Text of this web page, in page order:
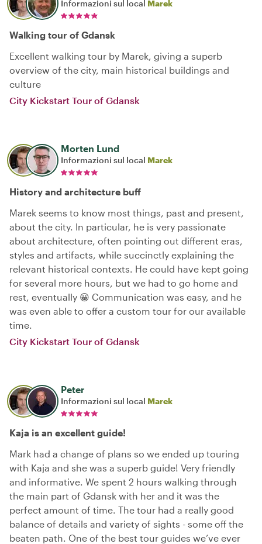
Informazioni sul local Marek
Walking tour of Gdansk
Excellent walking tour by Marek, giving a superb
overview of the city, main historical buildings and
culture
City Kickstart Tour of Gdansk
Morten Lund
Informazioni sul local Marek
History and architecture buff
Marek seems to know most things, past and present,
about the city. In particular, he is very passionate
about architecture, often pointing out different eras,
styles and artifacts, while succinctly explaining the
relevant historical contexts. He could have kept going
for several more hours, but we had to go home and
rest, eventually 😀 Communication was easy, and he
was even able to offer a custom tour for our available
time.
City Kickstart Tour of Gdansk
Peter
Informazioni sul local Marek
Kaja is an excellent guide!
Mark had a change of plans so we ended up touring
with Kaja and she was a superb guide! Very friendly
and informative. We spent 2 hours walking through
the main part of Gdansk with her and it was the
perfect amount of time. The tour had a really good
balance of details and variety of sights - some off the
beaten path. One of the best tour guides we’ve ever